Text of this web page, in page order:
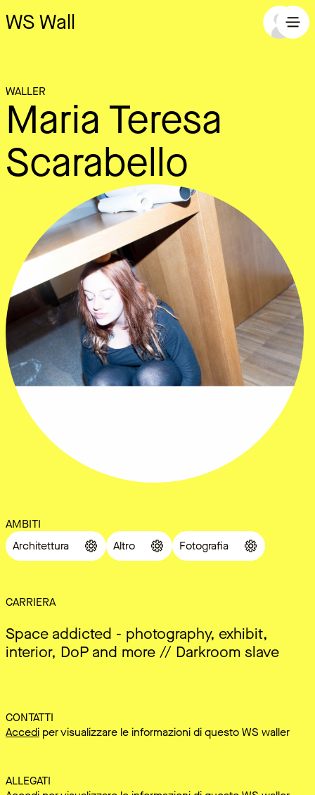
WS Wall
WALLER
Maria Teresa
Scarabello
AMBITI
Architettura
Altro Fotografia
CARRIERA
Space addicted - photography, exhibit,
interior, DoP and more // Darkroom slave
CONTATTI
Accedi per visualizzare le informazioni di questo WS waller
ALLEGATI